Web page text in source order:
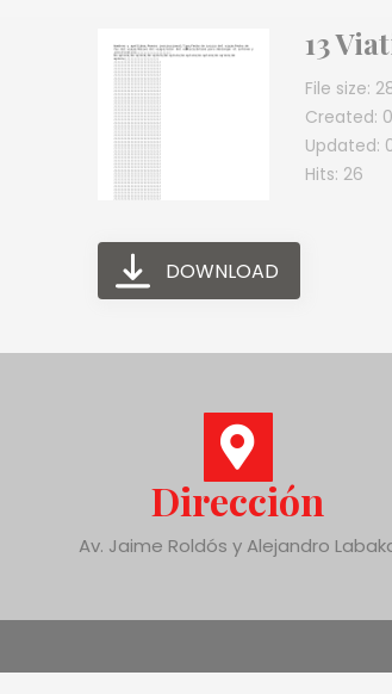
13
File size:
Created:
Updated:
Hits: 26
DOWNLOAD
Dirección
Av. Jaime Roldós y Alejandro